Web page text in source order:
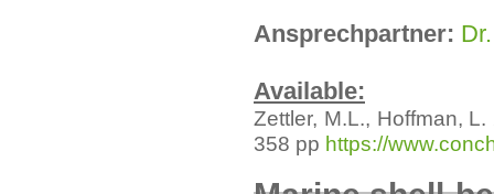
Ansprechpartner:
Available:
Zettler, M.L., Hoffman,
358 pp https://